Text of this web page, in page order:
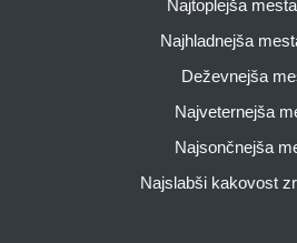
Najtoplejša
Najhladnejša
Deževnejša
Najveternejša
Najsončnejša
Najslabši kakovost